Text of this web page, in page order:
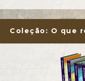
Coleção: O que